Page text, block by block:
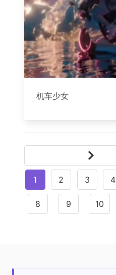
机车少女
1 2 3 4
8 9 10